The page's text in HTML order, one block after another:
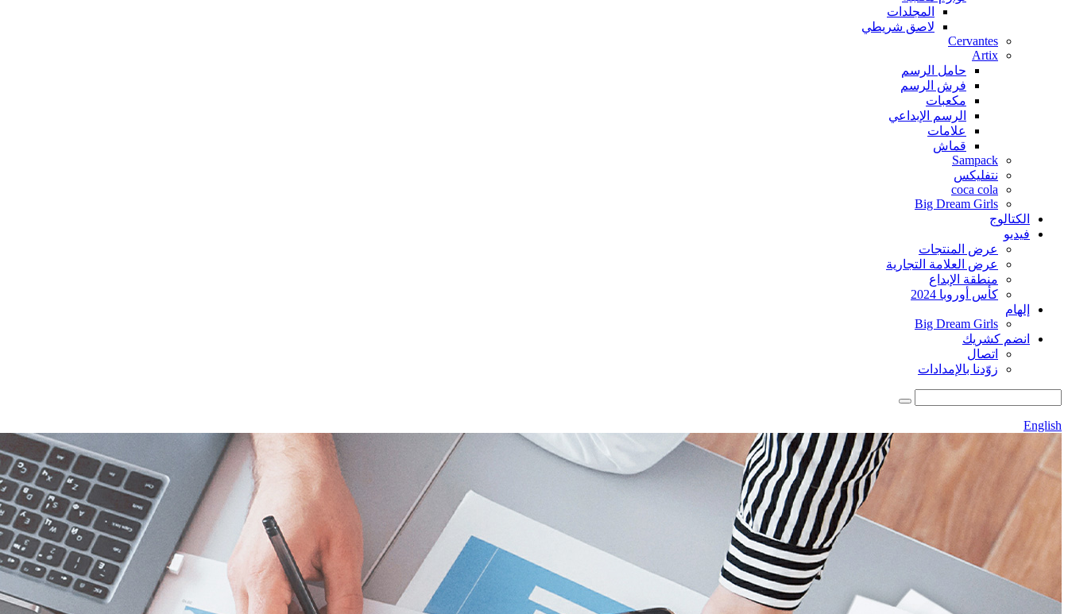
المجلدات
لاصق شريطي
Cervantes
Artix
حامل الرسم
فرش الرسم
مكعبات
الرسم الإبداعي
علامات
قماش
Sampack
نتفليكس
coca cola
Big Dream Girls
الكتالوج
فيديو
عرض المنتجات
عرض العلامة التجارية
منطقة الإبداع
كأس أوروبا 2024
إلهام
Big Dream Girls
انضم كشريك
اتصال
زوّدنا بالإمدادات
English